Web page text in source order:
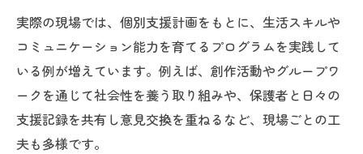
術
子どもの成長に寄り添う支援内容の工夫とは
成長段階ごとに考える放課後等デイサービ
ス支援内容
未来を考える視点で支援内容にアレンジを
実際の現場では、個別支援計画をもとに、生活スキルや
コミュニケーション能力を育てるプログラムを実践して
いる例が増えています。例えば、創作活動やグループワ
ークを通じて社会性を養う取り組みや、保護者と日々の
支援記録を共有し意見交換を重ねるなど、現場ごとの工
夫も多様です。